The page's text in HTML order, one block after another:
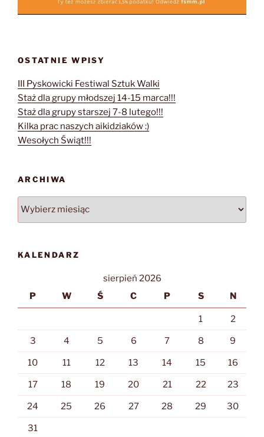
OSTATNIE WPISY
III Pyskowicki Festiwal Sztuk Walki
Staż dla grupy młodszej 14-15 marca!!!
Staż dla grupy starszej 7-8 lutego!!!
Kilka prac naszych aikidziaków :)
Wesołych Świąt!!!
ARCHIWA
Archiwa
KALENDARZ
sierpień 2026
P
W Ś C P S N
1 2
3 4 5 6 7 8 9
10 11 12 13 14 15 16
17 18 19 20 21 22 23
24 25 26 27 28 29 30
31